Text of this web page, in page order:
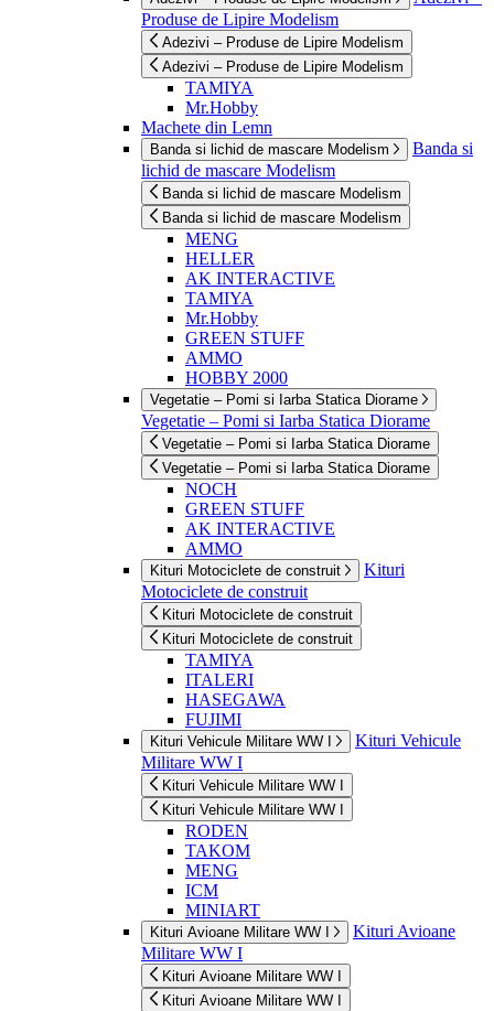
Produse de Lipire Modelism
Adezivi – Produse de Lipire Modelism
Adezivi – Produse de Lipire Modelism
TAMIYA
Mr.Hobby
Machete din Lemn
Banda si lichid de mascare Modelism
Banda si
lichid de mascare Modelism
Banda si lichid de mascare Modelism
Banda si lichid de mascare Modelism
MENG
HELLER
AK INTERACTIVE
TAMIYA
Mr.Hobby
GREEN STUFF
AMMO
HOBBY 2000
Vegetatie – Pomi si Iarba Statica Diorame
Vegetatie – Pomi si Iarba Statica Diorame
Vegetatie – Pomi si Iarba Statica Diorame
Vegetatie – Pomi si Iarba Statica Diorame
NOCH
GREEN STUFF
AK INTERACTIVE
AMMO
Kituri Motociclete de construit
Kituri
Motociclete de construit
Kituri Motociclete de construit
Kituri Motociclete de construit
TAMIYA
ITALERI
HASEGAWA
FUJIMI
Kituri Vehicule Militare WW I
Kituri Vehicule
Militare WW I
Kituri Vehicule Militare WW I
Kituri Vehicule Militare WW I
RODEN
TAKOM
MENG
ICM
MINIART
Kituri Avioane Militare WW I
Kituri Avioane
Militare WW I
Kituri Avioane Militare WW I
Kituri Avioane Militare WW I